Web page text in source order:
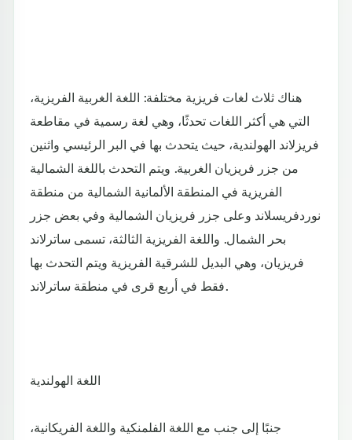
هناك ثلاث لغات فريزية مختلفة: اللغة الغربية الفريزية،
التي هي أكثر اللغات تحدثًا، وهي لغة رسمية في مقاطعة
فريزلاند الهولندية، حيث يتحدث بها في البر الرئيسي واثنين
من جزر فريزيان الغربية. ويتم التحدث باللغة الشمالية
الفريزية في المنطقة الألمانية الشمالية من منطقة
نوردفريسلاند وعلى جزر فريزيان الشمالية وفي بعض جزر
بحر الشمال. واللغة الفريزية الثالثة، تسمى ساترلاند
فريزيان، وهي البديل للشرقية الفريزية ويتم التحدث بها
فقط في أربع قرى في منطقة ساترلاند.
اللغة الهولندية
جنبًا إلى جنب مع اللغة الفلمنكية واللغة الفريكانية،